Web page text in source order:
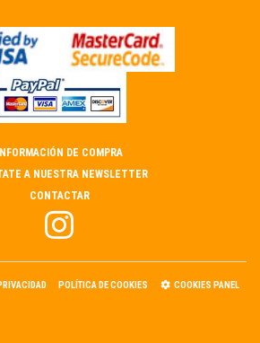
DE COMPRA
A NUESTRA NEWSLETTER
CONTACTAR
POLÍTICA DE COOKIES COOKIES PANEL